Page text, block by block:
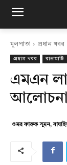
মূলপাতা প্রধান খবর
প্রধান খবর রাঙামাটি
এমএন
আলোচনা
ওমর ফারুক সুমন,